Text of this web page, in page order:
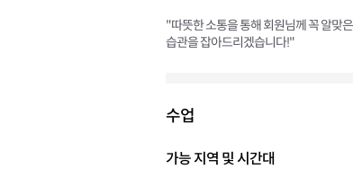
"따뜻한 소통을 통해 회원님께 꼭 알맞
습관을 잡아드리겠습니다!"
수업
가능 지역 및 시간대